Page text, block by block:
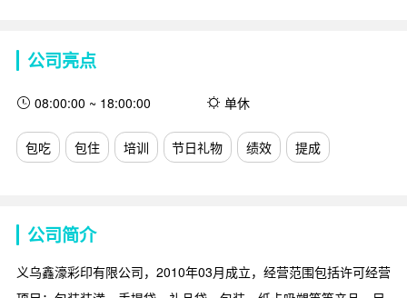
公司亮点
08:00:00 ~ 18:00:00 单休
包吃 包住 培训 节日礼物 绩效 提成
公司简介
义乌鑫濠彩印有限公司，2010年03月成立，经营范围包括许可经营